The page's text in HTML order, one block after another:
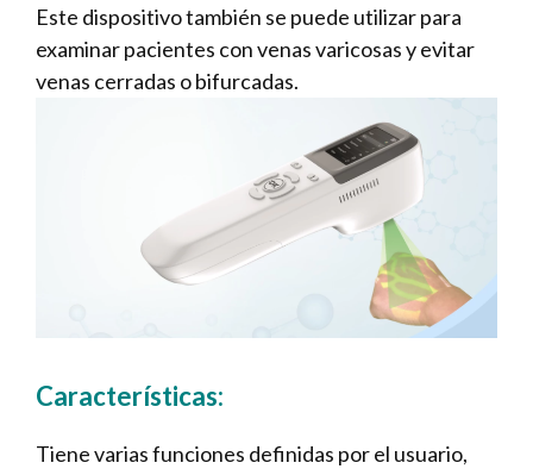
Este dispositivo también se puede utilizar para
examinar pacientes con venas varicosas y evitar
venas cerradas o bifurcadas.
Características:
Tiene varias funciones definidas por el usuario,